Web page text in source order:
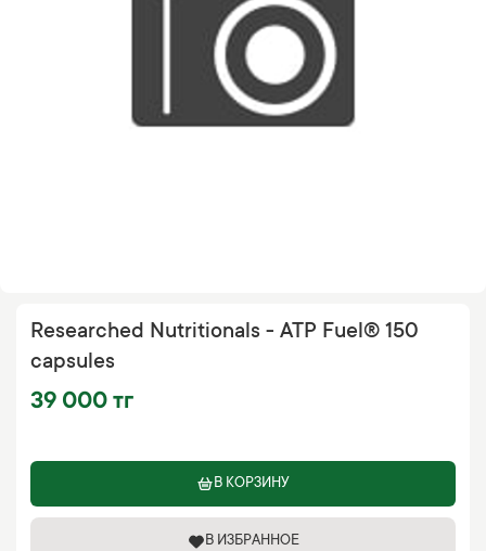
Researched Nutritionals - ATP Fuel® 150
capsules
39 000 тг
В КОРЗИНУ
В ИЗБРАННОЕ